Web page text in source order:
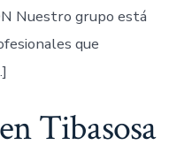
Nuestro grupo está
que
Tibasosa